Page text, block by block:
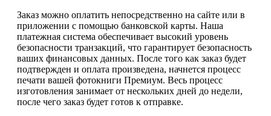
Заказ можно оплатить непосредственно на сайте или в
приложении с помощью банковской карты. Наша
платежная система обеспечивает высокий уровень
безопасности транзакций, что гарантирует безопасность
ваших финансовых данных. После того как заказ будет
подтвержден и оплата произведена, начнется процесс
печати вашей фотокниги Премиум. Весь процесс
изготовления занимает от нескольких дней до недели,
после чего заказ будет готов к отправке.